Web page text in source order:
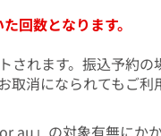
回数となります。
されます。振込予約の
取消になられてもご利
au」の対象有無にか